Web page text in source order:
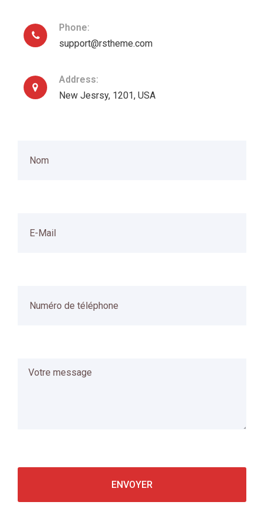
Phone:
support@rstheme.com
Address:
New Jesrsy, 1201, USA